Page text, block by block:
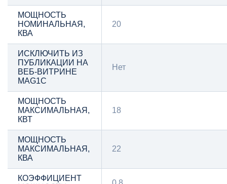
МОЩНОСТЬ
НОМИНАЛЬНАЯ,
КВА
20
ИСКЛЮЧИТЬ ИЗ
ПУБЛИКАЦИИ НА
ВЕБ-ВИТРИНЕ
MAG1C
Нет
МОЩНОСТЬ
МАКСИМАЛЬНАЯ,
КВТ
18
МОЩНОСТЬ
МАКСИМАЛЬНАЯ,
КВА
22
КОЭФФИЦИЕНТ